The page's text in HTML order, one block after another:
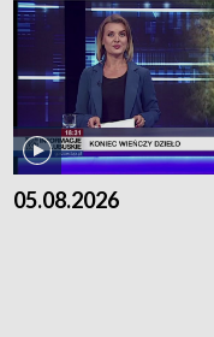
05.08.2026